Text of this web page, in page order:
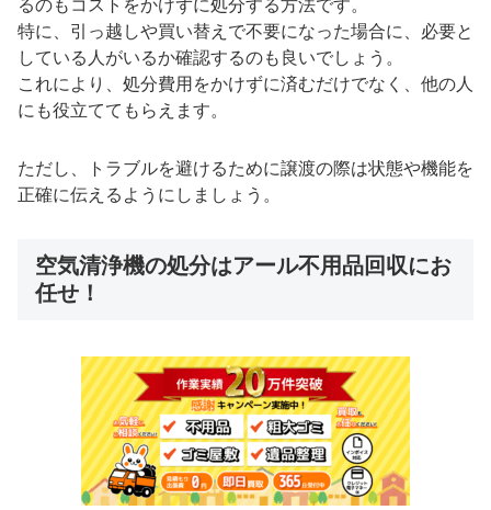
るのもコストをかけずに処分する方法です。
特に、引っ越しや買い替えで不要になった場合に、必要と
している人がいるか確認するのも良いでしょう。
これにより、処分費用をかけずに済むだけでなく、他の人
にも役立ててもらえます。
ただし、トラブルを避けるために譲渡の際は状態や機能を
正確に伝えるようにしましょう。
空気清浄機の処分はアール不用品回収にお
任せ！